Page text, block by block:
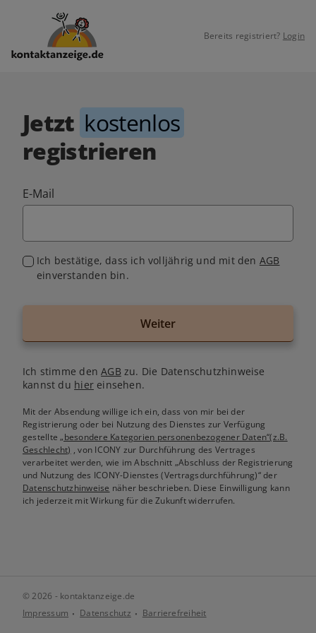
Bereits registriert? Login
Jetzt kostenlos
registrieren
E-Mail
Ich bestätige, dass ich volljährig und mit den AGB
einverstanden bin.
Weiter
Ich stimme denAGB zu. Die Datenschutzhinweise
kannst du hiereinsehen.
Mit der Absendung willige ich ein, dass von mir bei der
Registrierung oder bei Nutzung des Dienstes zur Verfügung
gestellte„besondere Kategorien personenbezogener Daten“(z.B.
Geschlecht) , von ICONY zur Durchführung des Vertrages
verarbeitet werden, wie im Abschnitt „Abschluss der Registrierung
und Nutzung des ICONY-Dienstes (Vertragsdurchführung)“ der
Datenschutzhinweise näher beschrieben. Diese Einwilligung kann
ich jederzeit mit Wirkung für die Zukunft widerrufen.
© 2026 - kontaktanzeige.de
Impressum
Datenschutz Barrierefreiheit